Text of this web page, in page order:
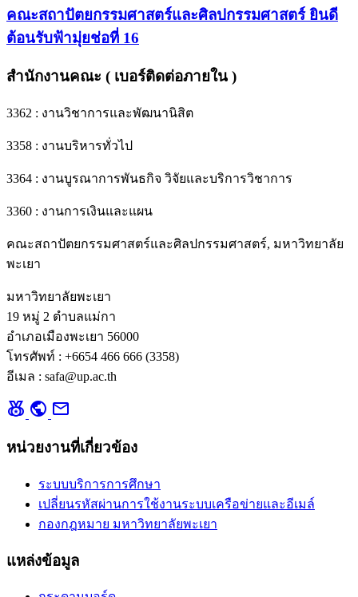
คณะสถาปัตยกรรมศาสตร์และศิลปกรรมศาสตร์ ยินดี
ต้อนรับฟ้ามุ่ยช่อที่ 16
สำนักงานคณะ ( เบอร์ติดต่อภายใน )
3362 : งานวิชาการและพัฒนานิสิต
3358 : งานบริหารทั่วไป
3364 : งานบูรณาการพันธกิจ วิจัยและบริการวิชาการ
3360 : งานการเงินและแผน
คณะสถาปัตยกรรมศาสตร์และศิลปกรรมศาสตร์, มหาวิทยาลัย
พะเยา
มหาวิทยาลัยพะเยา
19 หมู่ 2 ตำบลแม่กา
อำเภอเมืองพะเยา 56000
โทรศัพท์ : +6654 466 666 (3358)
อีเมล : safa@up.ac.th
social_leaderboard public mail
หน่วยงานที่เกี่ยวข้อง
ระบบบริการการศึกษา
เปลี่ยนรหัสผ่านการใช้งานระบบเครือข่ายและอีเมล์
กองกฎหมาย มหาวิทยาลัยพะเยา
แหล่งข้อมูล